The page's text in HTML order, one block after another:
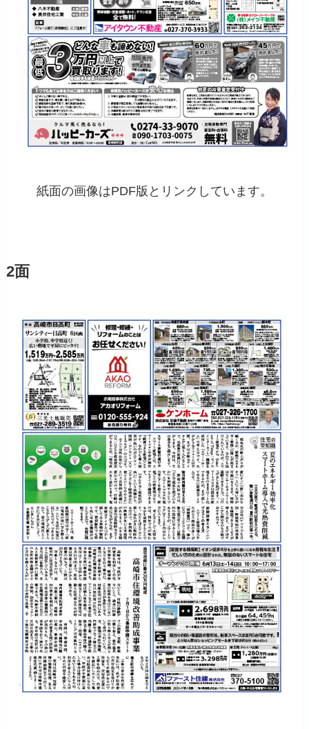
紙面の画像はPDF版とリンクしています。
2面